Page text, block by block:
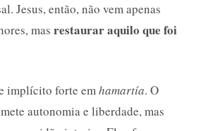
Jesus, então, não vem apenas
mas restaurar aquilo que foi
implícito forte em hamartía. O
autonomia e liberdade, mas